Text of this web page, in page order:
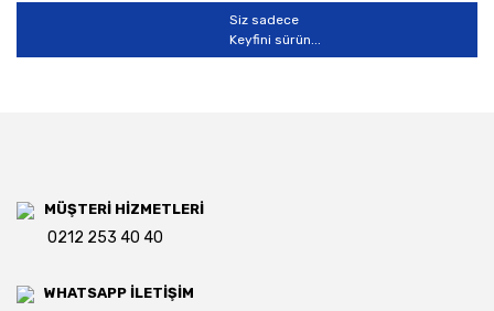
Siz sadece
Keyfini sürün...
MÜŞTERİ HİZMETLERİ
0212 253 40 40
WHATSAPP İLETİŞİM